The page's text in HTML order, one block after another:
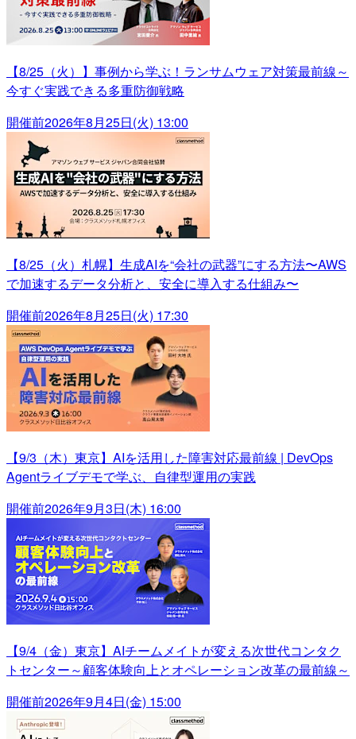
【8/25（火）】事例から学ぶ！ランサムウェア対策最前線～
今すぐ実践できる多重防御戦略
開催前2026年8月25日(火) 13:00
【8/25（火）札幌】生成AIを“会社の武器”にする方法〜AWS
で加速するデータ分析と、安全に導入する仕組み〜
開催前2026年8月25日(火) 17:30
【9/3（木）東京】AIを活用した障害対応最前線 | DevOps
Agentライブデモで学ぶ、自律型運用の実践
開催前2026年9月3日(木) 16:00
【9/4（金）東京】AIチームメイトが変える次世代コンタク
トセンター～顧客体験向上とオペレーション改革の最前線～
開催前2026年9月4日(金) 15:00